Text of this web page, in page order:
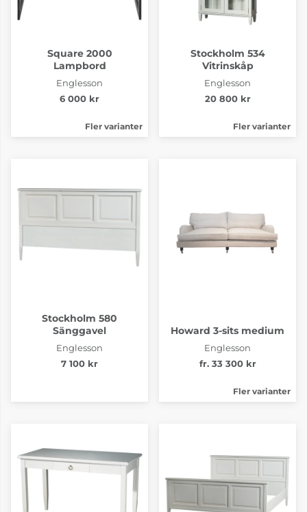
Square 2000
Lampbord
Englesson
6 000 kr
Fler varianter
Stockholm 534
Vitrinskåp
Englesson
20 800 kr
Fler varianter
Stockholm 580
Sänggavel
Englesson
7 100 kr
Howard 3-sits medium
Englesson
fr. 33 300 kr
Fler varianter